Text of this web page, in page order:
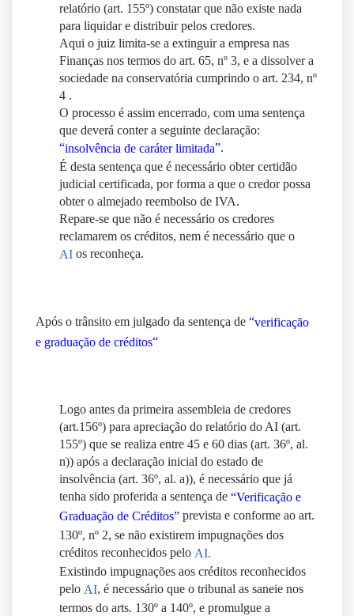
relatório (art. 155º) constatar que não existe nada
para liquidar e distribuir pelos credores.
Aqui o juiz limita-se a extinguir a empresa nas
Finanças nos termos do art. 65, nº 3, e a dissolver a
sociedade na conservatória cumprindo o art. 234, nº
4 .
O processo é assim encerrado, com uma sentença
que deverá conter a seguinte declaração:
“insolvência de caráter limitada”.
É desta sentença que é necessário obter certidão
judicial certificada, por forma a que o credor possa
obter o almejado reembolso de IVA.
Repare-se que não é necessário os credores
reclamarem os créditos, nem é necessário que o
AI os reconheça.
Após o trânsito em julgado da sentença de “verificação
e graduação de créditos“
Logo antes da primeira assembleia de credores
(art.156º) para apreciação do relatório do AI (art.
155º) que se realiza entre 45 e 60 dias (art. 36º, al.
n)) após a declaração inicial do estado de
insolvência (art. 36º, al. a)), é necessário que já
tenha sido proferida a sentença de “Verificação e
Graduação de Créditos” prevista e conforme ao art.
130º, nº 2, se não existirem impugnações dos
créditos reconhecidos pelo AI.
Existindo impugnações aos créditos reconhecidos
pelo AI, é necessário que o tribunal as saneie nos
termos do arts. 130º a 140º, e promulgue a